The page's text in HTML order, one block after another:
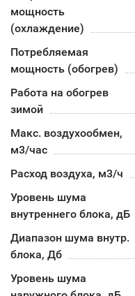
мощность
(охлаждение)
Потребляемая
мощность (обогрев)
Работа на обогрев
зимой
Макс. воздухообмен,
м3/час
Расход воздуха, м3/ч
Уровень шума
внутреннего блока, дБ
Диапазон шума внутр.
блока, Дб
Уровень шума